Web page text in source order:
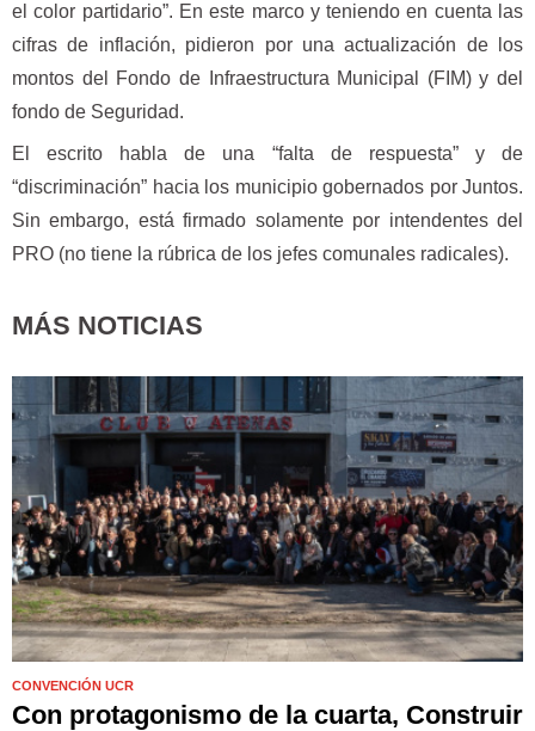
el color partidario”. En este marco y teniendo en cuenta las
cifras de inflación, pidieron por una actualización de los
montos del Fondo de Infraestructura Municipal (FIM) y del
fondo de Seguridad.
El escrito habla de una “falta de respuesta” y de
“discriminación” hacia los municipio gobernados por Juntos.
Sin embargo, está firmado solamente por intendentes del
PRO (no tiene la rúbrica de los jefes comunales radicales).
MÁS NOTICIAS
CONVENCIÓN UCR
Con protagonismo de la cuarta, Construir